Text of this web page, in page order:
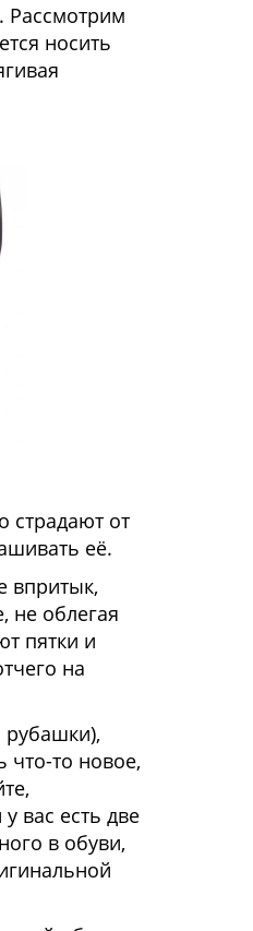
Рассмотрим
носить
от
её.
впритык,
не облегая
пятки и
на
рубашки),
что-то новое,
вас есть две
в обуви,